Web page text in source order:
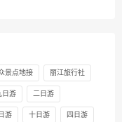
景点地接 丽江旅行社
日游 二日游
游 十日游 四日游